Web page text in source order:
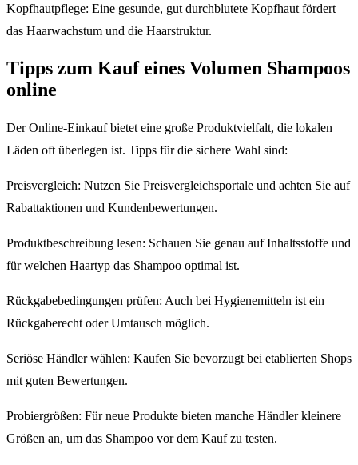
Kopfhautpflege: Eine gesunde, gut durchblutete Kopfhaut fördert
das Haarwachstum und die Haarstruktur.
Tipps zum Kauf eines Volumen Shampoos
online
Der Online-Einkauf bietet eine große Produktvielfalt, die lokalen
Läden oft überlegen ist. Tipps für die sichere Wahl sind:
Preisvergleich: Nutzen Sie Preisvergleichsportale und achten Sie auf
Rabattaktionen und Kundenbewertungen.
Produktbeschreibung lesen: Schauen Sie genau auf Inhaltsstoffe und
für welchen Haartyp das Shampoo optimal ist.
Rückgabebedingungen prüfen: Auch bei Hygienemitteln ist ein
Rückgaberecht oder Umtausch möglich.
Seriöse Händler wählen: Kaufen Sie bevorzugt bei etablierten Shops
mit guten Bewertungen.
Probiergrößen: Für neue Produkte bieten manche Händler kleinere
Größen an, um das Shampoo vor dem Kauf zu testen.